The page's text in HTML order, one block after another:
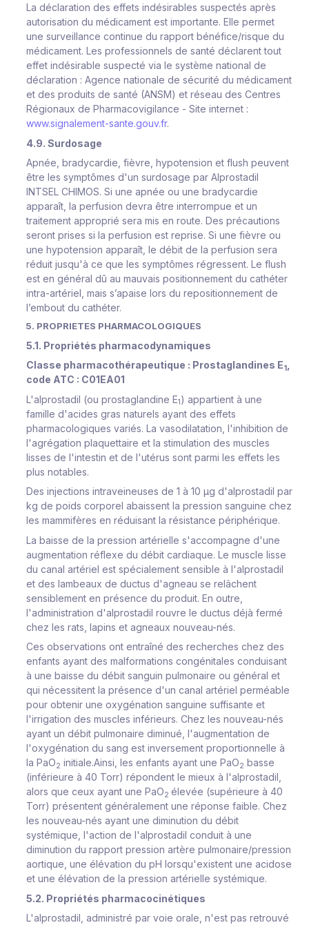
La déclaration des effets indésirables suspectés après
autorisation du médicament est importante. Elle permet
une surveillance continue du rapport bénéfice/risque du
médicament. Les professionnels de santé déclarent tout
effet indésirable suspecté via le système national de
déclaration : Agence nationale de sécurité du médicament
et des produits de santé (ANSM) et réseau des Centres
Régionaux de Pharmacovigilance - Site internet :
www.signalement-sante.gouv.fr.
4.9. Surdosage
Apnée, bradycardie, fièvre, hypotension et flush peuvent
être les symptômes d'un surdosage par Alprostadil
INTSEL CHIMOS. Si une apnée ou une bradycardie
apparaît, la perfusion devra être interrompue et un
traitement approprié sera mis en route. Des précautions
seront prises si la perfusion est reprise. Si une fièvre ou
une hypotension apparaît, le débit de la perfusion sera
réduit jusqu'à ce que les symptômes régressent. Le flush
est en général dû au mauvais positionnement du cathéter
intra-artériel, mais s’apaise lors du repositionnement de
l’embout du cathéter.
5. PROPRIETES PHARMACOLOGIQUES
5.1. Propriétés pharmacodynamiques
Classe pharmacothérapeutique : Prostaglandines E1
code ATC : C01EA01
L'alprostadil (ou prostaglandine E1 ) appartient à une
famille d'acides gras naturels ayant des effets
pharmacologiques variés. La vasodilatation, l'inhibition de
l'agrégation plaquettaire et la stimulation des muscles
lisses de l'intestin et de l'utérus sont parmi les effets les
plus notables.
Des injections intraveineuses de 1 à 10 μg d'alprostadil par
kg de poids corporel abaissent la pression sanguine chez
les mammifères en réduisant la résistance périphérique.
La baisse de la pression artérielle s'accompagne d'une
augmentation réflexe du débit cardiaque. Le muscle lisse
du canal artériel est spécialement sensible à l'alprostadil
et des lambeaux de ductus d'agneau se relâchent
sensiblement en présence du produit. En outre,
l'administration d'alprostadil rouvre le ductus déjà fermé
chez les rats, lapins et agneaux nouveau-nés.
Ces observations ont entraîné des recherches chez des
enfants ayant des malformations congénitales conduisant
à une baisse du débit sanguin pulmonaire ou général et
qui nécessitent la présence d'un canal artériel perméable
pour obtenir une oxygénation sanguine suffisante et
l'irrigation des muscles inférieurs. Chez les nouveau-nés
ayant un débit pulmonaire diminué, l'augmentation de
l'oxygénation du sang est inversement proportionnelle à
la PaO2 initiale.Ainsi, les enfants ayant une PaO2 basse
(inférieure à 40 Torr) répondent le mieux à l'alprostadil,
alors que ceux ayant une PaO2 élevée (supérieure à 40
Torr) présentent généralement une réponse faible. Chez
les nouveau-nés ayant une diminution du débit
systémique, l'action de l'alprostadil conduit à une
diminution du rapport pression artère pulmonaire/pression
aortique, une élévation du pH lorsqu'existent une acidose
et une élévation de la pression artérielle systémique.
5.2. Propriétés pharmacocinétiques
L'alprostadil, administré par voie orale, n'est pas retrouvé